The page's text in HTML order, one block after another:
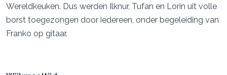
Wereldkeuken. Dus werden Ilknur, Tufan en Lorin uit volle
borst toegezongen door iedereen, onder begeleiding van
Franko op gitaar.